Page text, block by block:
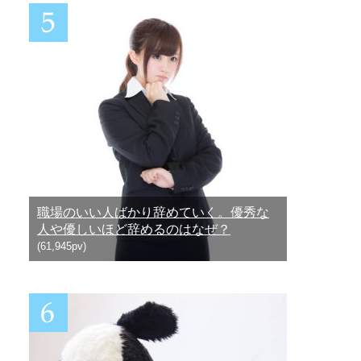
職場のいい人ばかり辞めていく。優秀な
人や優しいほど辞めるのはなぜ？
(61,945pv)